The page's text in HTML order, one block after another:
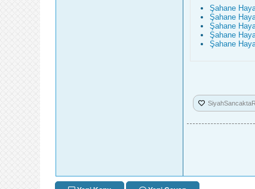
Şahane
Şahane
Şahane
Şahane
Şahane
SiyahSancaktaR